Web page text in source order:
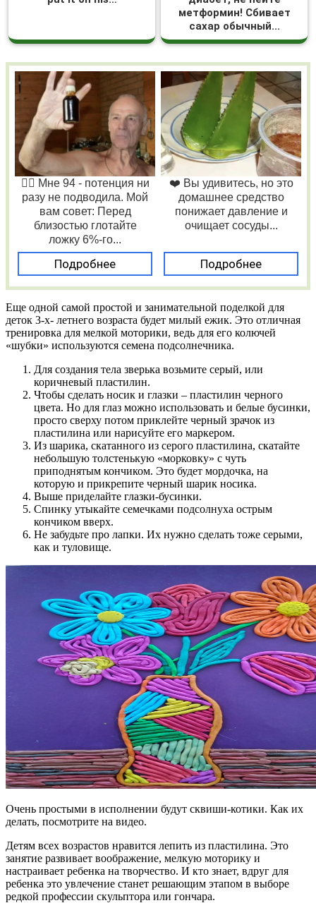
метформин! Сбивает
сахар обычный...
❤️‍🔥 Мне 94 - потенция ни
разу не подводила. Мой
вам совет: Перед
близостью глотайте
ложку 6%-го...
Подробнее
❤️ Вы удивитесь, но это
домашнее средство
понижает давление и
очищает сосуды...
Подробнее
Еще одной самой простой и занимательной поделкой для
деток 3-х- летнего возраста будет милый ежик. Это отличная
тренировка для мелкой моторики, ведь для его колючей
«шубки» используются семена подсолнечника.
Для создания тела зверька возьмите серый, или
коричневый пластилин.
Чтобы сделать носик и глазки – пластилин черного
цвета. Но для глаз можно использовать и белые бусинки,
просто сверху потом приклейте черный зрачок из
пластилина или нарисуйте его маркером.
Из шарика, скатанного из серого пластилина, скатайте
небольшую толстенькую «морковку» с чуть
приподнятым кончиком. Это будет мордочка, на
которую и прикрепите черный шарик носика.
Выше приделайте глазки-бусинки.
Спинку утыкайте семечками подсолнуха острым
кончиком вверх.
Не забудьте про лапки. Их нужно сделать тоже серыми,
как и туловище.
Очень простыми в исполнении будут сквиши-котики. Как их
делать, посмотрите на видео.
Детям всех возрастов нравится лепить из пластилина. Это
занятие развивает воображение, мелкую моторику и
настраивает ребенка на творчество. И кто знает, вдруг для
ребенка это увлечение станет решающим этапом в выборе
редкой профессии скульптора или гончара.